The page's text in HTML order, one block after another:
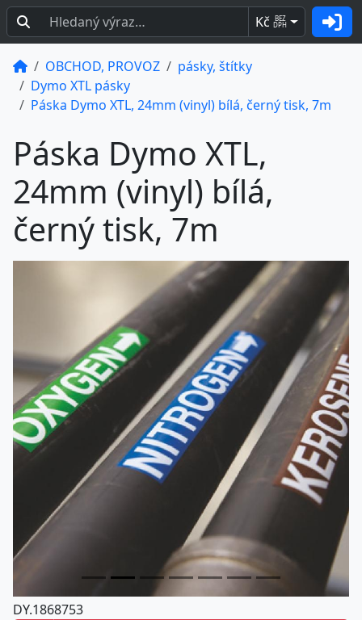
Kč BEZ
DPH
OBCHOD, PROVOZ
pásky, štítky
Dymo XTL pásky
Páska Dymo XTL, 24mm (vinyl) bílá, černý tisk, 7m
Páska Dymo XTL,
24mm (vinyl) bílá,
černý tisk, 7m
DY.1868753